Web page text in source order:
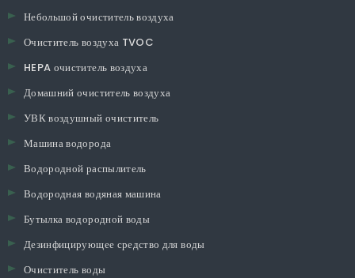
Небольшой очиститель воздуха
Очиститель воздуха TVOC
HEPA очиститель воздуха
Домашний очиститель воздуха
УВК воздушный очиститель
Машина водорода
Водородной распылитель
Водородная водяная машина
Бутылка водородной воды
Дезинфицирующее средство для воды
Очиститель воды